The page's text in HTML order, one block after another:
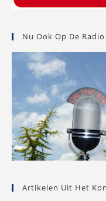
Nu Ook Op De Radio
Artikelen Uit Het